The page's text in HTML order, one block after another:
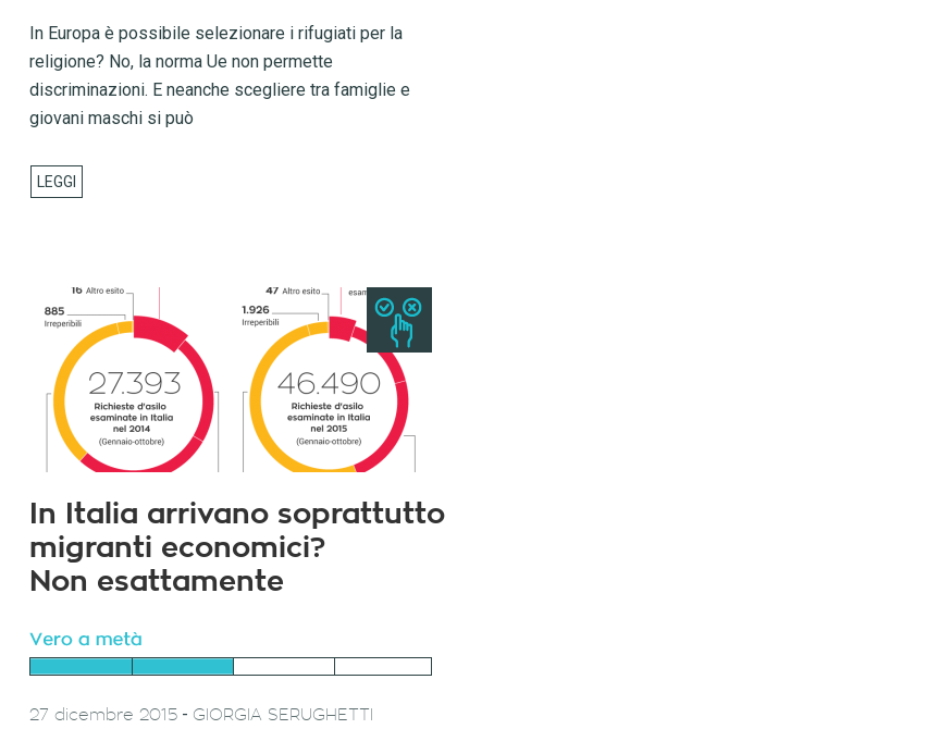
In Europa è possibile selezionare i rifugiati per la
religione? No, la norma Ue non permette
discriminazioni. E neanche scegliere tra famiglie e
giovani maschi si può
In Italia arrivano soprattutto
migranti economici?
Non esattamente
27 dicembre 2015 - GIORGIA SERUGHETTI